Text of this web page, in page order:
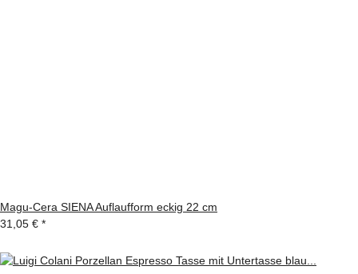
Magu-Cera SIENA Auflaufform eckig 22 cm
31,05 € *